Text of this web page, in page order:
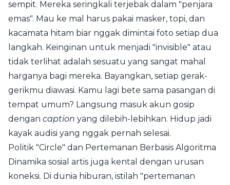
sempit. Mereka seringkali terjebak dalam "penjara
emas". Mau ke mal harus pakai masker, topi, dan
kacamata hitam biar nggak dimintai foto setiap dua
langkah. Keinginan untuk menjadi "invisible" atau
tidak terlihat adalah sesuatu yang sangat mahal
harganya bagi mereka. Bayangkan, setiap gerak-
gerikmu diawasi. Kamu lagi bete sama pasangan di
tempat umum? Langsung masuk akun gosip
dengan caption yang dilebih-lebihkan. Hidup jadi
kayak audisi yang nggak pernah selesai.
Politik "Circle" dan Pertemanan Berbasis Algoritma
Dinamika sosial artis juga kental dengan urusan
koneksi. Di dunia hiburan, istilah "pertemanan